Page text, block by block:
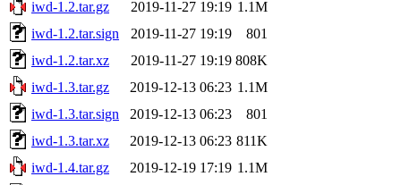
iwd-1.2.tar.gz
2019-11-27 19:19 1.1M
iwd-1.2.tar.sign
2019-11-27 19:19
801
iwd-1.2.tar.xz
2019-11-27 19:19 808K
iwd-1.3.tar.gz
2019-12-13 06:23 1.1M
iwd-1.3.tar.sign
2019-12-13 06:23
801
iwd-1.3.tar.xz
2019-12-13 06:23 811K
iwd-1.4.tar.gz
2019-12-19 17:19 1.1M